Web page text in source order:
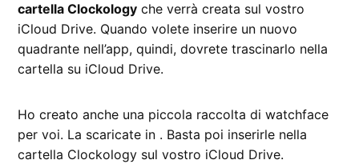
cartella Clockology che verrà creata sul vostro
iCloud Drive. Quando volete inserire un nuovo
quadrante nell’app, quindi, dovrete trascinarlo nella
cartella su iCloud Drive.
Ho creato anche una piccola raccolta di watchface
per voi. La scaricate in . Basta poi inserirle nella
cartella Clockology sul vostro iCloud Drive.